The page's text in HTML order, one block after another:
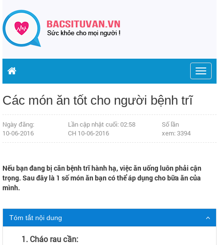
Các món ăn tốt cho người bệnh trĩ
Ngày đăng:
10-06-2016
Lần cập nhật cuối: 02:58
CH 10-06-2016
Số lần
xem: 3394
Nếu bạn đang bị căn bệnh trĩ hành hạ, việc ăn uống luôn phải cận
trọng. Sau đây là 1 số món ăn bạn có thể áp dụng cho bữa ăn của
mình.
Tóm tắt nội dung
1. Cháo rau cần: